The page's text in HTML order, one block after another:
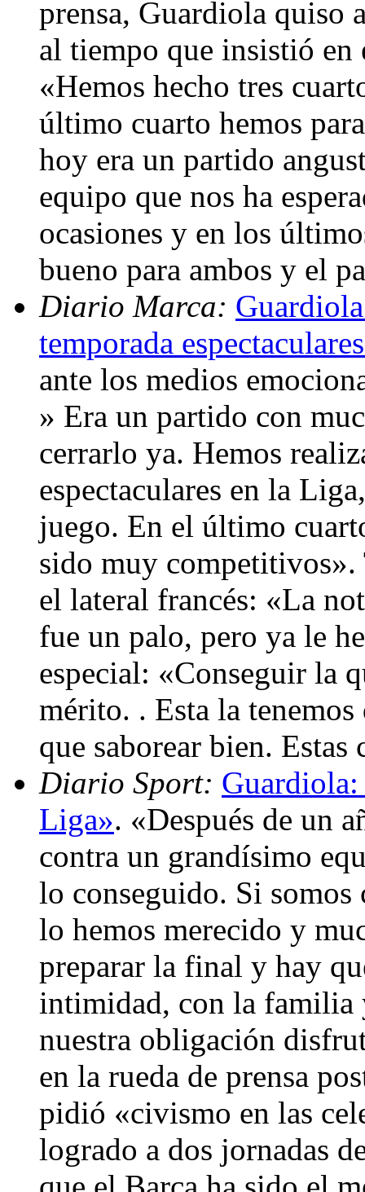
prensa, Guardiola quiso
al tiempo que insistió en
«Hemos hecho tres
último cuarto hemos
hoy era un partido
equipo que nos ha
ocasiones y en los
bueno para ambos y el
Diario Marca:
temporada
ante los medios
» Era un partido con
cerrarlo ya. Hemos
espectaculares en la
juego. En el último
sido muy competitivos».
el lateral francés: «La
fue un palo, pero ya le
especial: «Conseguir la
mérito. . Esta la
que saborear bien.
Diario Sport:
Liga». «Después de un
contra un grandísimo
lo conseguido. Si somos
lo hemos merecido y
preparar la final y hay
intimidad, con la familia
nuestra obligación
en la rueda de prensa
pidió «civismo en las
logrado a dos jornadas